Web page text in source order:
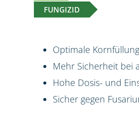
FUNGIZID
Optimale
Mehr Sicherheit bei
Hohe Dosis- und
Sicher gegen